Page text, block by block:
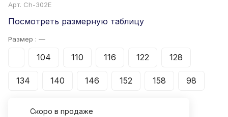
Арт. Ch-302E
Посмотреть размерную таблицу
Размер : —
104 110 116 122 128
134 140 146 152 158 98
Cкоро в продаже